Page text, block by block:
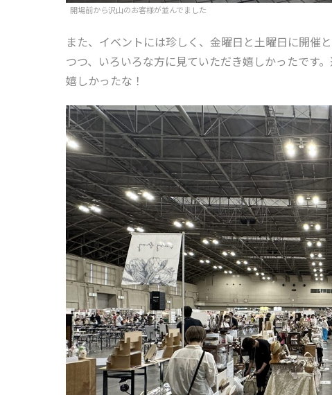
開場前から沢山のお客様が並んでました
また、イベントには珍しく、金曜日と土曜日に開催
つつ、いろいろな方に見ていただき嬉しかったです
嬉しかったな！